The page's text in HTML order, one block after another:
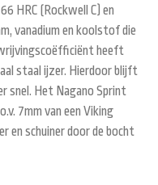
HRC (Rockwell C) en
vanadium en koolstof die
heeft
staal ijzer. Hierdoor blijft
snel. Het Nagano Sprint
7mm van een Viking
en schuiner door de bocht